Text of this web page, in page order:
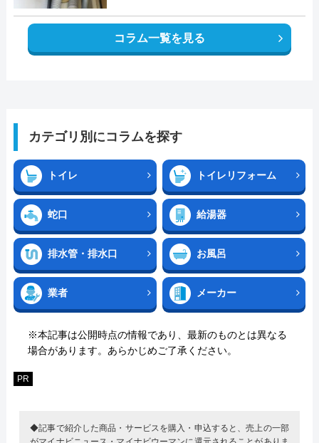
コラム一覧を見る
カテゴリ別にコラムを探す
トイレ トイレリフォーム
蛇口 給湯器
排水管・排水口 お風呂
業者 メーカー
※本記事は公開時点の情報であり、最新のものとは異なる
場合があります。あらかじめご了承ください。
PR
◆記事で紹介した商品・サービスを購入・申込すると、売上の一部